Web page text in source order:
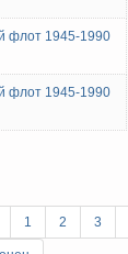
флот 1945-1990
флот 1945-1990
1 2 3